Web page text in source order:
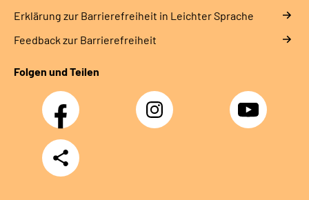
Erklärung zur Barrierefreiheit in Leichter Sprache
Feedback zur Barrierefreiheit
Folgen und Teilen
Facebook Instagram YouTube
Teilen